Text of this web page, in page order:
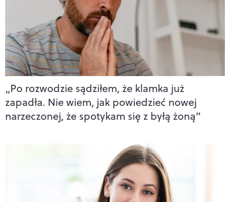
„Po rozwodzie sądziłem, że klamka już
zapadła. Nie wiem, jak powiedzieć nowej
narzeczonej, że spotykam się z byłą żoną”